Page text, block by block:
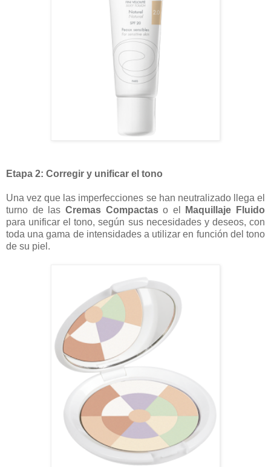
Etapa 2: Corregir y unificar el tono
Una vez que las imperfecciones se han neutralizado llega el
turno de las Cremas Compactaso el
Maquillaje Fluido
para unificar el tono, según sus necesidades y deseos, con
toda una gama de intensidades a utilizar en función del tono
de su piel.